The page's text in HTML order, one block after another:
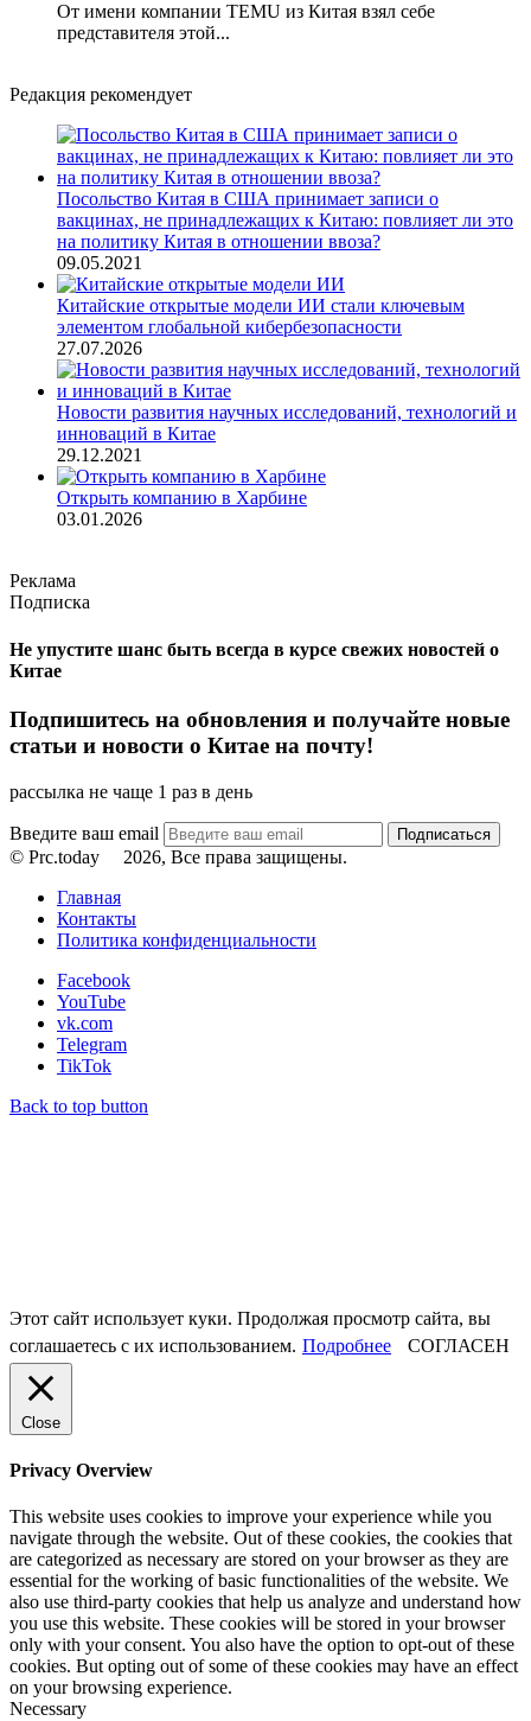
От имени компании TEMU из Китая взял себе
представителя этой...
Редакция рекомендует
Посольство Китая в США принимает записи о
вакцинах, не принадлежащих к Китаю: повлияет ли это
на политику Китая в отношении ввоза?
09.05.2021
Китайские открытые модели ИИ стали ключевым
элементом глобальной кибербезопасности
27.07.2026
Новости развития научных исследований, технологий и
инноваций в Китае
29.12.2021
Открыть компанию в Харбине
03.01.2026
Реклама
Подписка
Не упустите шанс быть всегда в курсе свежих новостей о
Китае
Подпишитесь на обновления и получайте новые
статьи и новости о Китае на почту!
рассылка не чаще 1 раз в день
Введите ваш email
© Prc.today
2026, Все права защищены.
Главная
Контакты
Политика конфиденциальности
Facebook
YouTube
vk.com
Telegram
TikTok
Back to top button
Этот сайт использует куки. Продолжая просмотр сайта, вы
соглашаетесь с их использованием. Подробнее СОГЛАСЕН
Close
Privacy Overview
This website uses cookies to improve your experience while you
navigate through the website. Out of these cookies, the cookies that
are categorized as necessary are stored on your browser as they are
essential for the working of basic functionalities of the website. We
also use third-party cookies that help us analyze and understand how
you use this website. These cookies will be stored in your browser
only with your consent. You also have the option to opt-out of these
cookies. But opting out of some of these cookies may have an effect
on your browsing experience.
Necessary